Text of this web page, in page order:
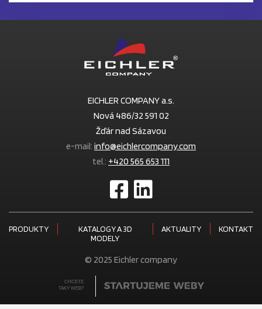
© 2025 Eichler company
EICHLER COMPANY a.s.
Nová 486/32 591 02
Žďár nad Sázavou
e-mail: info@eichlercompany.com
tel.: +420 565 653 111
PRODUKTY
KATALOGY A 3D
MODELY
AKTUALITY KONTAKT
CHCETE
TAKY WEB?